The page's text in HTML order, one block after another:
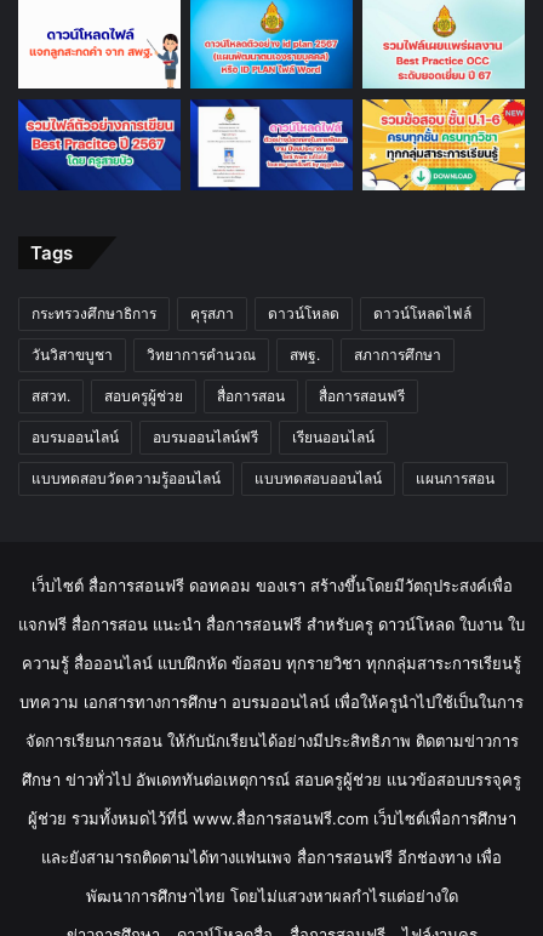
Tags
กระทรวงศึกษาธิการ คุรุสภา ดาวน์โหลด ดาวน์โหลดไฟล์
วันวิสาขบูชา วิทยาการคำนวณ สพฐ. สภาการศึกษา
สสวท. สอบครูผู้ช่วย สื่อการสอน สื่อการสอนฟรี
อบรมออนไลน์ อบรมออนไลน์ฟรี เรียนออนไลน์
แบบทดสอบวัดความรู้ออนไลน์ แบบทดสอบออนไลน์ แผนการสอน
เว็บไซต์ สื่อการสอนฟรี ดอทคอม ของเรา สร้างขึ้นโดยมีวัตถุประสงค์เพื่อ
แจกฟรี สื่อการสอน แนะนำ สื่อการสอนฟรี สำหรับครู ดาวน์โหลด ใบงาน ใบ
ความรู้ สื่อออนไลน์ แบบฝึกหัด ข้อสอบ ทุกรายวิชา ทุกกลุ่มสาระการเรียนรู้
บทความ เอกสารทางการศึกษา อบรมออนไลน์ เพื่อให้ครูนำไปใช้เป็นในการ
จัดการเรียนการสอน ให้กับนักเรียนได้อย่างมีประสิทธิภาพ ติดตามข่าวการ
ศึกษา ข่าวทั่วไป อัพเดททันต่อเหตุการณ์ สอบครูผู้ช่วย แนวข้อสอบบรรจุครู
ผู้ช่วย รวมทั้งหมดไว้ที่นี่ www.สื่อการสอนฟรี.com เว็บไซต์เพื่อการศึกษา
และยังสามารถติดตามได้ทางแฟนเพจ สื่อการสอนฟรี อีกช่องทาง เพื่อ
พัฒนาการศึกษาไทย โดยไม่แสวงหาผลกำไรแต่อย่างใด